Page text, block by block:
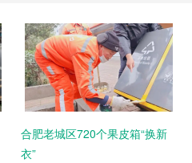
合肥老城区720个果皮箱“换新
衣”